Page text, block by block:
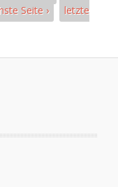
Seite ›
letzte